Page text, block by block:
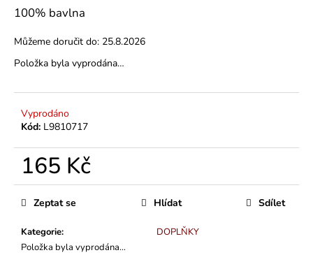
100% bavlna
Můžeme doručit do: 25.8.2026
Položka byla vyprodána…
Vyprodáno
Kód: L9810717
165 Kč
Měrná
cena:
Kategorie:
DOPLŇKY
Položka byla vyprodána…
Zeptat se Hlídat Sdílet